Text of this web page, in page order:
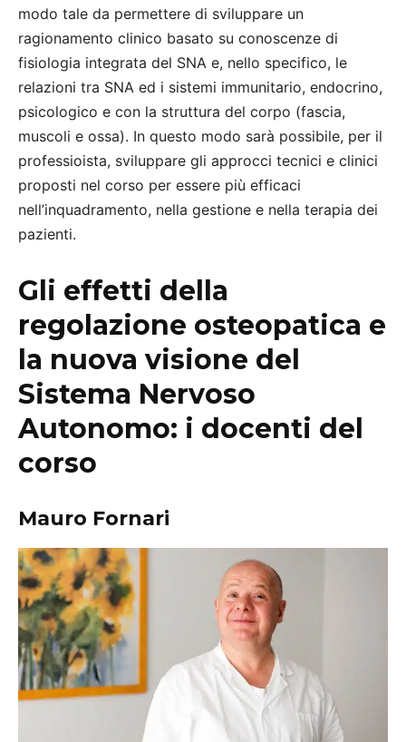
modo tale da permettere di sviluppare un
ragionamento clinico basato su conoscenze di
fisiologia integrata del SNA e, nello specifico, le
relazioni tra SNA ed i sistemi immunitario, endocrino,
psicologico e con la struttura del corpo (fascia,
muscoli e ossa). In questo modo sarà possibile, per il
professioista, sviluppare gli approcci tecnici e clinici
proposti nel corso per essere più efficaci
nell’inquadramento, nella gestione e nella terapia dei
pazienti.
Gli effetti della
regolazione osteopatica e
la nuova visione del
Sistema Nervoso
Autonomo: i docenti del
corso
Mauro Fornari